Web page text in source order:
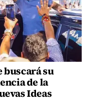
buscará su
de la
Ideas